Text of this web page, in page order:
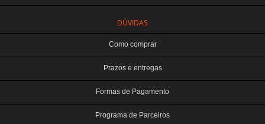
DÚVIDAS
Como comprar
Prazos e entregas
Formas de Pagamento
Programa de Parceiros